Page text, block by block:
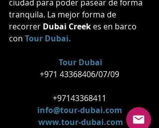
ciudad para poder pasear de forma
tranquila. La mejor forma de
recorrer Dubai Creek es en barco
con Tour Dubai.
Tour Dubai
+971 43368406/07/09
+97143368411
info@tour-dubai.com
www.tour-dubai.com